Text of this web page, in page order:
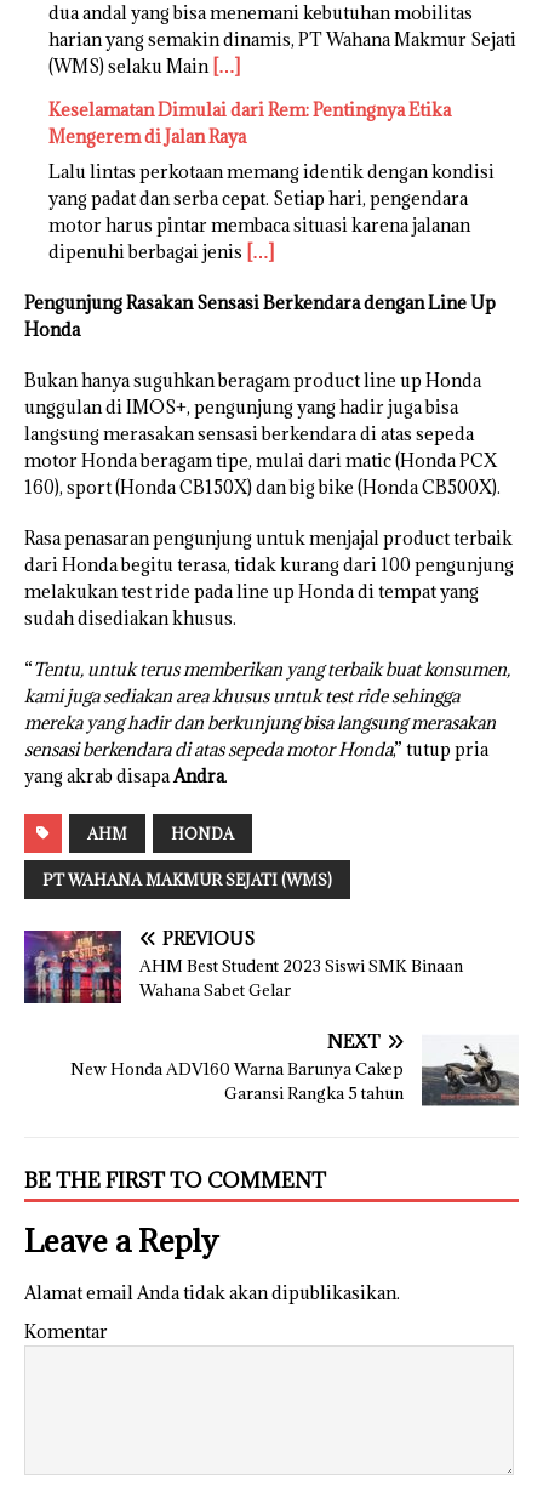
dua andal yang bisa menemani kebutuhan mobilitas
harian yang semakin dinamis, PT Wahana Makmur Sejati
(WMS) selaku Main […]
Keselamatan Dimulai dari Rem: Pentingnya Etika
Mengerem di Jalan Raya
Lalu lintas perkotaan memang identik dengan kondisi
yang padat dan serba cepat. Setiap hari, pengendara
motor harus pintar membaca situasi karena jalanan
dipenuhi berbagai jenis […]
Pengunjung Rasakan Sensasi Berkendara dengan Line Up
Honda
Bukan hanya suguhkan beragam product line up Honda
unggulan di IMOS+, pengunjung yang hadir juga bisa
langsung merasakan sensasi berkendara di atas sepeda
motor Honda beragam tipe, mulai dari matic (Honda PCX
160), sport (Honda CB150X) dan big bike (Honda CB500X).
Rasa penasaran pengunjung untuk menjajal product terbaik
dari Honda begitu terasa, tidak kurang dari 100 pengunjung
melakukan test ride pada line up Honda di tempat yang
sudah disediakan khusus.
“Tentu, untuk terus memberikan yang terbaik buat konsumen,
kami juga sediakan area khusus untuk test ride sehingga
mereka yang hadir dan berkunjung bisa langsung merasakan
sensasi berkendara di atas sepeda motor Honda,” tutup pria
yang akrab disapaAndra.
AHM HONDA
PT WAHANA MAKMUR SEJATI (WMS)
PREVIOUS
AHM Best Student 2023 Siswi SMK Binaan
Wahana Sabet Gelar
NEXT
New Honda ADV160 Warna Barunya Cakep
Garansi Rangka 5 tahun
BE THE FIRST TO COMMENT
Leave a Reply
Alamat email Anda tidak akan dipublikasikan.
Komentar